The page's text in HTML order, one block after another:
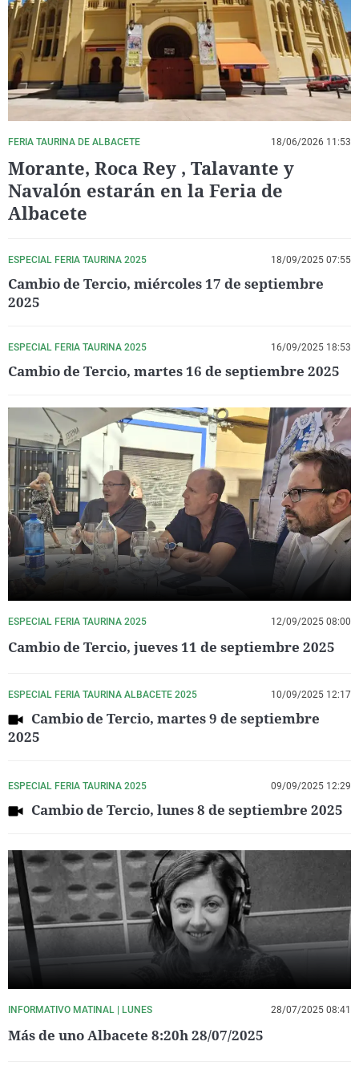
La rosa de los vientos
Gente viajera
Como el perro y el
Caso
Retornados
Equipo de
Operación Viuda
Extremadura
Galicia
La Rioja
Navarra
País Vasco
Virales
Televisión
Elecciones
FERIA TAURINA DE ALBACETE 18/06/2026 11:53
Morante, Roca Rey , Talavante y
Navalón estarán en la Feria de
Albacete
ESPECIAL FERIA TAURINA 2025 18/09/2025 07:55
Cambio de Tercio, miércoles 17 de septiembre
2025
ESPECIAL FERIA TAURINA 2025 16/09/2025 18:53
Cambio de Tercio, martes 16 de septiembre 2025
ESPECIAL FERIA TAURINA 2025 12/09/2025 08:00
Cambio de Tercio, jueves 11 de septiembre 2025
ESPECIAL FERIA TAURINA ALBACETE 2025 10/09/2025 12:17
Cambio de Tercio, martes 9 de septiembre
2025
ESPECIAL FERIA TAURINA 2025 09/09/2025 12:29
Cambio de Tercio, lunes 8 de septiembre 2025
INFORMATIVO MATINAL | LUNES 28/07/2025 08:41
Más de uno Albacete 8:20h 28/07/2025